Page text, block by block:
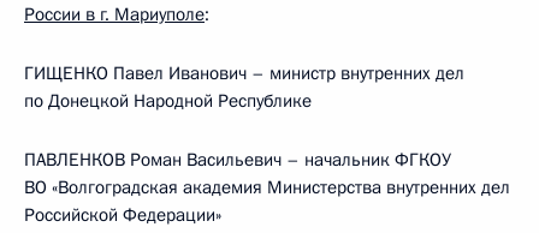
России в г. Мариуполе:
ГИЩЕНКО Павел Иванович – министр внутренних дел
по Донецкой Народной Республике
ПАВЛЕНКОВ Роман Васильевич – начальник ФГКОУ
ВО «Волгоградская академия Министерства внутренних дел
Российской Федерации»